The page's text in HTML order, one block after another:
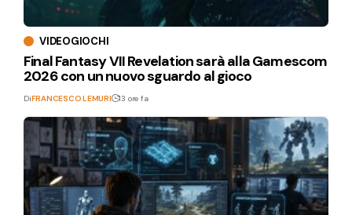
VIDEOGIOCHI
Final Fantasy VII Revelation sarà alla Gamescom
2026 con un nuovo sguardo al gioco
DiFRANCESCO LEMURI 13 ore fa